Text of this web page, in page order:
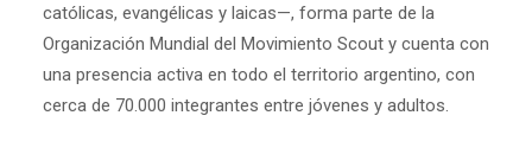
católicas, evangélicas y laicas—, forma parte de la
Organización Mundial del Movimiento Scout y cuenta con
una presencia activa en todo el territorio argentino, con
cerca de 70.000 integrantes entre jóvenes y adultos.